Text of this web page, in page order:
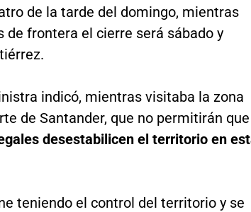
de la tarde del domingo, mientras
de frontera el cierre será sábado y
indicó, mientras visitaba la zona
de Santander, que no permitirán que
desestabilicen el territorio en
teniendo el control del territorio y se